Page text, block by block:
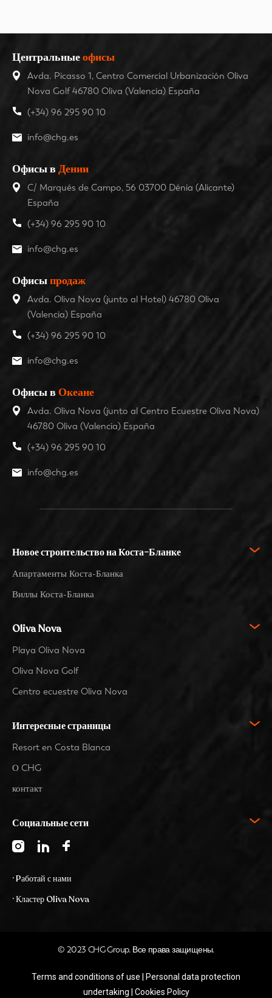
Центральныеофисы
Avda. Picasso 1, Centro Comercial Urbanización Oliva
Nova Golf 46780 Oliva (Valencia) España
(+34) 96 295 90 10
info@chg.es
Офисы вДении
C/ Marqués de Campo, 56 03700 Dénia (Alicante)
España
(+34) 96 295 90 10
info@chg.es
Офисыпродаж
Avda. Oliva Nova (junto al Hotel) 46780 Oliva
(Valencia) España
(+34) 96 295 90 10
info@chg.es
Офисы вОкеане
Avda. Oliva Nova (junto al Centro Ecuestre Oliva Nova)
46780 Oliva (Valencia) España
(+34) 96 295 90 10
info@chg.es
Новое строительство на Коста-Бланке
Апартаменты Коста-Бланка
Виллы Коста-Бланка
Oliva Nova
Playa Oliva Nova
Oliva Nova Golf
Centro ecuestre Oliva Nova
Интересные страницы
Resort en Costa Blanca
О CHG
контакт
Социальные сети
· Pаботай с нами
· Кластер Oliva Nova
© 2023 CHG Group. Все права защищены.
Terms and conditions of use
Personal data protection
undertaking
Cookies Policy